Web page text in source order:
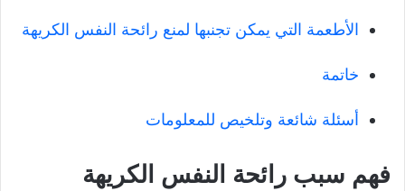
الأطعمة التي يمكن تجنبها لمنع رائحة النفس الكريهة
خاتمة
أسئلة شائعة وتلخيص للمعلومات
فهم سبب رائحة النفس الكريهة